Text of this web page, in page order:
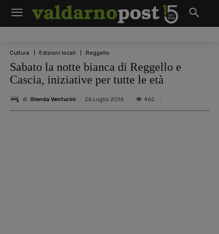
Cultura Edizioni locali Reggello
Sabato la notte bianca di Reggello e
Cascia, iniziative per tutte le età
di Glenda Venturini 26 Luglio 2016 462